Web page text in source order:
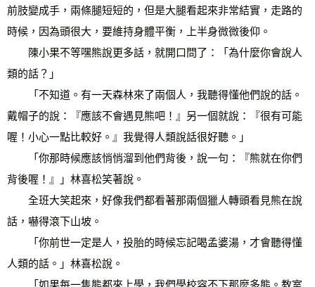
前肢變成手，兩條腿短短的，但是大腿看起來非常結實，走路的
時候，因為頭很大，要維持身體平衡，上半身微微後仰。
陳小果不等嘿熊說更多話，就開口問了：「為什麼你會說人
類的話？」
「不知道。有一天森林來了兩個人，我聽得懂他們說的話。
戴帽子的說：『應該不會遇見熊吧！』另一個就說：『很有可能
喔！小心一點比較好。』我覺得人類說話很好聽。」
「你那時候應該悄悄溜到他們背後，說一句：『熊就在你們
背後喔！』」林喜松笑著說。
全班大笑起來，好像我們都看著那兩個獵人轉頭看見熊在說
話，嚇得滾下山坡。
「你前世一定是人，投胎的時候忘記喝孟婆湯，才會聽得懂
人類的話。」林喜松說。